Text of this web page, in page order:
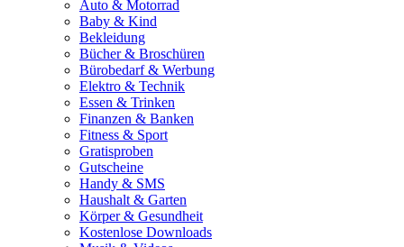
Auto & Motorrad
Baby & Kind
Bekleidung
Bücher & Broschüren
Bürobedarf & Werbung
Elektro & Technik
Essen & Trinken
Finanzen & Banken
Fitness & Sport
Gratisproben
Gutscheine
Handy & SMS
Haushalt & Garten
Körper & Gesundheit
Kostenlose Downloads